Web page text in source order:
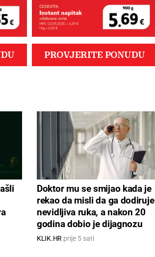
Doktor mu se smijao kada je
rekao da misli da ga dodiruje
nevidljiva ruka, a nakon 20
godina dobio je dijagnozu
KLIK.HRprije 5 sati